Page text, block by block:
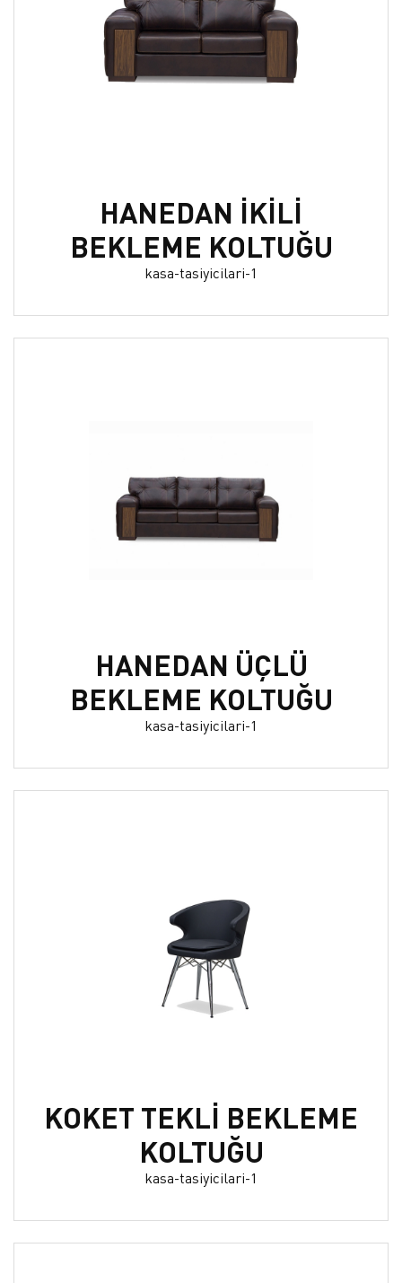
HANEDAN İKİLİ
BEKLEME KOLTUĞU
kasa-tasiyicilari-1
HANEDAN ÜÇLÜ
BEKLEME KOLTUĞU
kasa-tasiyicilari-1
KOKET TEKLİ BEKLEME
KOLTUĞU
kasa-tasiyicilari-1